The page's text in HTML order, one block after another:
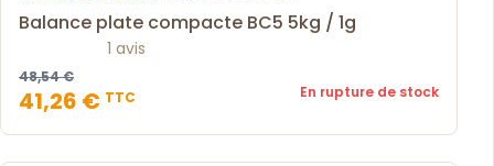
Balance plate compacte BC5 5kg / 1g
1 avis
48,54 €
41,26 € TTC En rupture de stock